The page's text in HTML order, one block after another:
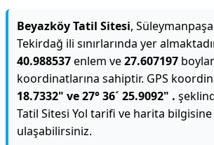
Beyazköy Tatil Sitesi,
Tekirdağ ili sınırlarında yer
40.988537enlem ve27.607197
koordinatlarına sahiptir. GPS
18.7332" ve 27° 36´ 25.9092" .
Tatil Sitesi Yol tarifi ve harita bilgisine
ulaşabilirsiniz.